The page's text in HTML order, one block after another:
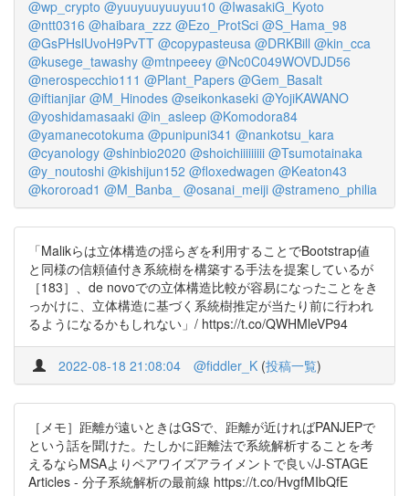
@wp_crypto @yuuyuuyuuyuu10 @IwasakiG_Kyoto
@ntt0316 @haibara_zzz @Ezo_ProtSci @S_Hama_98
@GsPHslUvoH9PvTT @copypasteusa @DRKBill @kin_cca
@kusege_tawashy @mtnpeeey @Nc0C049WOVDJD56
@nerospecchio111 @Plant_Papers @Gem_Basalt
@iftianjiar @M_Hinodes @seikonkaseki @YojiKAWANO
@yoshidamasaaki @in_asleep @Komodora84
@yamanecotokuma @punipuni341 @nankotsu_kara
@cyanology @shinbio2020 @shoichiiiiiiiii @Tsumotainaka
@y_noutoshi @kishijun152 @floxedwagen @Keaton43
@kororoad1 @M_Banba_ @osanai_meiji @strameno_philia
「Malikらは立体構造の揺らぎを利用することでBootstrap値
と同様の信頼値付き系統樹を構築する手法を提案しているが
［183］、de novoでの立体構造比較が容易になったことをき
っかけに、立体構造に基づく系統樹推定が当たり前に行われ
るようになるかもしれない」/ https://t.co/QWHMleVP94
2022-08-18 21:08:04 @fiddler_K (投稿一覧)
［メモ］距離が遠いときはGSで、距離が近ければPANJEPで
という話を聞けた。たしかに距離法で系統解析することを考
えるならMSAよりペアワイズアライメントで良い/J-STAGE
Articles - 分子系統解析の最前線 https://t.co/HvgfMIbQfE